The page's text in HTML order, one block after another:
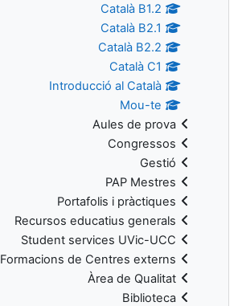
Català B1.2
Català B2.1
Català B2.2
Català C1
Introducció al Català
Mou-te
Aules de prova
Congressos
Gestió
PAP Mestres
Portafolis i pràctiques
Recursos educatius generals
Student services UVic-UCC
Formacions de Centres externs
Àrea de Qualitat
Biblioteca